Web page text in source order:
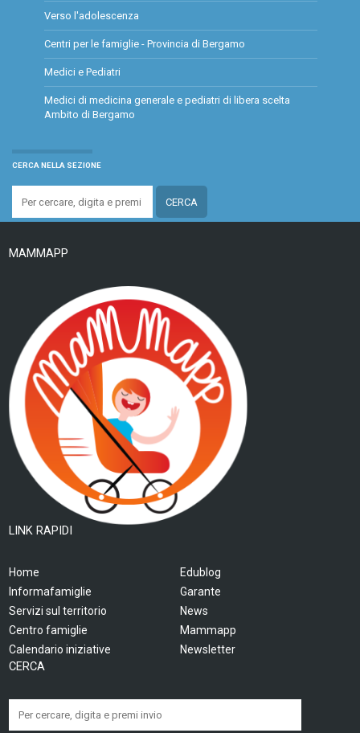
Verso l'adolescenza
Centri per le famiglie - Provincia di Bergamo
Medici e Pediatri
Medici di medicina generale e pediatri di libera scelta
Ambito di Bergamo
CERCA NELLA SEZIONE
MAMMAPP
LINK RAPIDI
Home
Informafamiglie
Servizi sul territorio
Centro famiglie
Calendario iniziative
Edublog
Garante
News
Mammapp
Newsletter
CERCA